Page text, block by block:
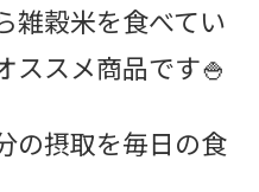
雑穀米を食べてい
ススメ商品です🍚
の摂取を毎日の食